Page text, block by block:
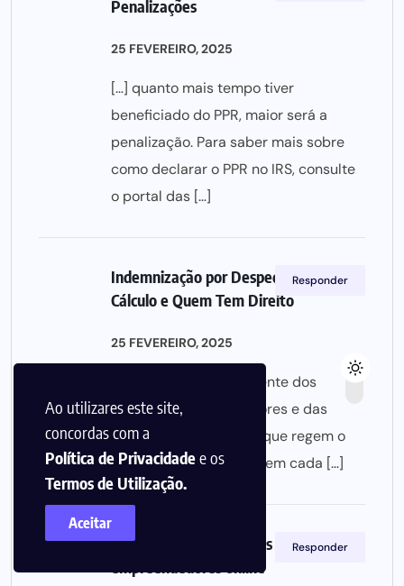
Ao utilizares este site,
concordas com a
Política de Privacidadee os
Termos de Utilização.
Aceitar
Penalizações
25 FEVEREIRO, 2025
[…] quanto mais tempo tiver
beneficiado do PPR, maior será a
penalização. Para saber mais sobre
como declarar o PPR no IRS, consulte
o portal das […]
Indemnização por Despedimento:
Cálculo e Quem Tem Direito
25 FEVEREIRO, 2025
[…] importante estar ciente dos
Direitos dos trabalhadores e das
condições específicas que regem o
direito à indemnização em cada […]
Responder
E-commerce: tendências para
empreendedores online
Responder